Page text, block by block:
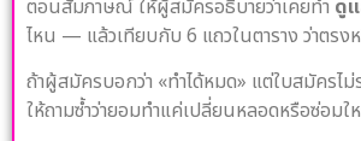
ตอนสัมภาษณ์ ให้ผู้สมัครอธิบายว่าเคยทำ ดู
ไหน — แล้วเทียบกับ 6 แถวในตาราง ว่าตรง
ถ้าผู้สมัครบอกว่า «ทำได้หมด» แต่ใบสมัครไ
ให้ถามซ้ำว่ายอมทำแค่เปลี่ยนหลอดหรือซ่อม